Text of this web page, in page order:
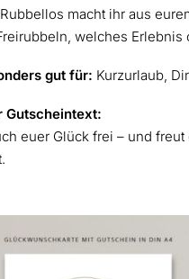
macht ihr aus
welches Erlebnis
gut für: Kurzurlaub,
Gutscheintext:
euer Glück frei – und